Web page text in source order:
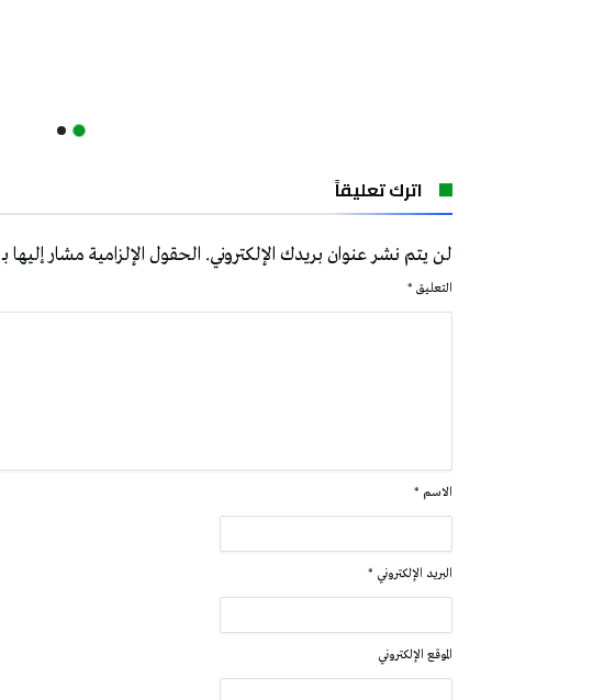
اترك تعليقاً
لن يتم نشر عنوان بريدك الإلكتروني. الحقول الإلزامية مشار إليها بـ
التعليق *
الاسم *
البريد الإلكتروني *
الموقع الإلكتروني